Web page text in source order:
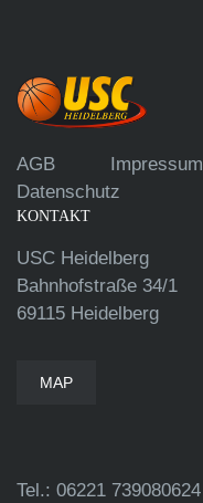
AGB Impressum
Datenschutz
KONTAKT
USC Heidelberg
Bahnhofstraße 34/1
69115 Heidelberg
MAP
Tel.: 06221 739080624